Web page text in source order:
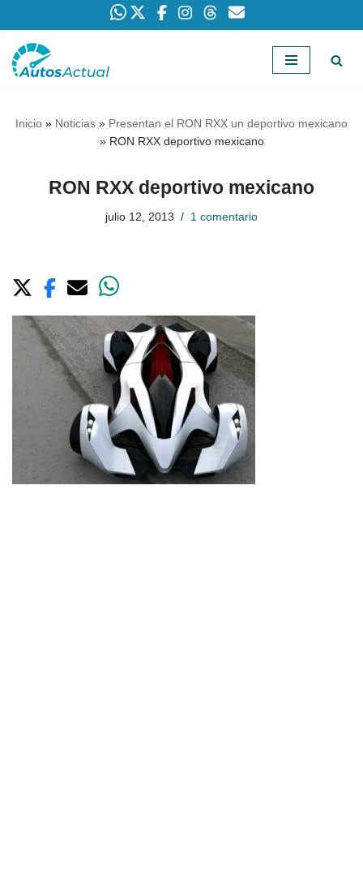
Saltar
Inicio » Noticias » Presentan el RON RXX un deportivo mexicano
» RON RXX deportivo mexicano
RON RXX deportivo mexicano
julio 12, 2013 1 comentario